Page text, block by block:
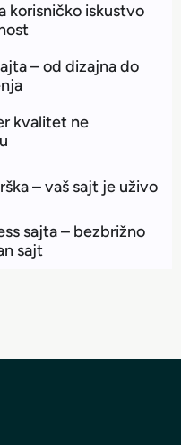
korisničko iskustvo
– od dizajna do
kvalitet ne
– vaš sajt je uživo
sajta – bezbrižno
sajt